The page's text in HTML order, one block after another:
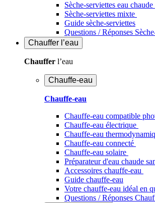
Sèche-serviettes eau chaude
Sèche-serviettes mixte
Guide sèche-serviettes
Questions / Réponses
Chauffer l’eau
Chauffer l’eau
Chauffe-eau
Chauffe-eau
Chauffe-eau compatible
Chauffe-eau électrique
Chauffe-eau
Chauffe-eau connecté
Chauffe-eau solaire
Préparateur d'eau chaude
Accessoires chauffe-eau
Guide chauffe-eau
Votre chauffe-eau idéal en
Questions / Réponses